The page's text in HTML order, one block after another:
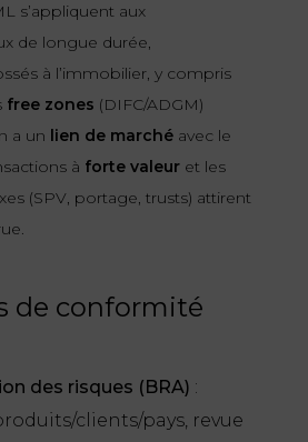
s’appliquent aux
de longue durée,
à l’immobilier, y compris
free zones (DIFC/ADGM)
a un lien de marché avec le
à forte valeur et les
(SPV, portage, trusts) attirent
de conformité
des risques (BRA) :
clients/pays, revue